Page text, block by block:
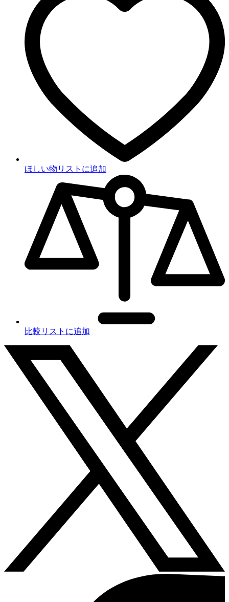
ほしい物リストに追加
比較リストに追加